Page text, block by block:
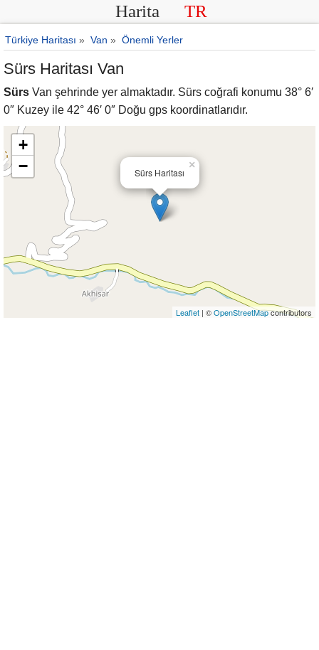
Harita TR
Türkiye Haritası » Van » Önemli Yerler
Sürs Haritası Van
Sürs Van şehrinde yer almaktadır. Sürs coğrafi konumu 38° 6′
0″ Kuzey ile 42° 46′ 0″ Doğu gps koordinatlarıdır.
Sürs Haritası
×
+
−
Leaflet | ©OpenStreetMapcontributors